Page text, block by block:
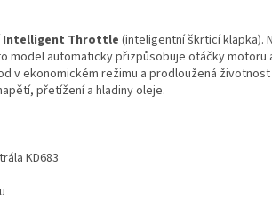
Intelligent Throttle (inteligentní škrticí klapka).
model automaticky přizpůsobuje otáčky motoru
v ekonomickém režimu a prodloužená
přetížení a hladiny oleje.
KD683